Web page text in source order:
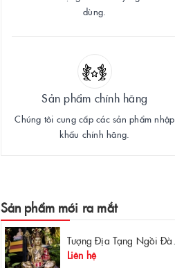
dùng.
Sản phẩm chính hãng
Chúng tôi cung cấp các sản phẩm nhập
khẩu chính hãng.
Sản phẩm mới ra mắt
Liên hệ